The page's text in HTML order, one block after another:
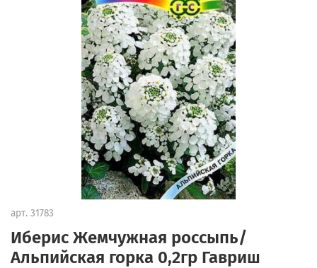
арт. 31783
Иберис Жемчужная россыпь/
Альпийская горка 0,2гр Гавриш